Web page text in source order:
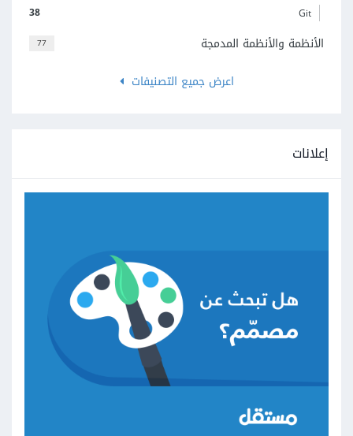
38 Git
77
الأنظمة والأنظمة المدمجة
اعرض جميع التصنيفات
إعلانات